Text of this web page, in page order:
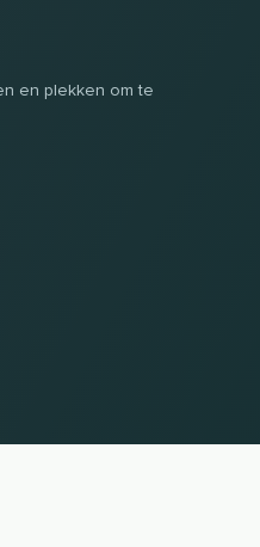
en plekken om te